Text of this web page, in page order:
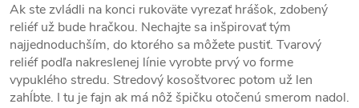
Ak ste zvládli na konci rukoväte vyrezať hrášok, zdobený
reliéf už bude hračkou. Nechajte sa inšpirovať tým
najjednoduchším, do ktorého sa môžete pustiť. Tvarový
reliéf podľa nakreslenej línie vyrobte prvý vo forme
vypuklého stredu. Stredový kosoštvorec potom už len
zahĺbte. I tu je fajn ak má nôž špičku otočenú smerom nadol.